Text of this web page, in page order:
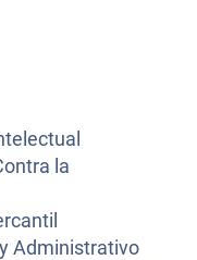
la
Administrativo